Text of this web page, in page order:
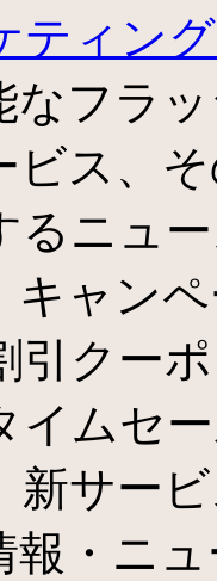
ティン
なフラ
ビス、
るニュ
キャン
引クー
イムセ
新サー
報・ニ